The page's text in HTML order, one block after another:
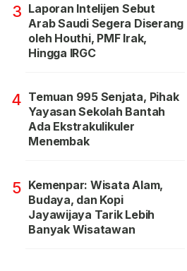
3 Laporan Intelijen Sebut
Arab Saudi Segera Diserang
oleh Houthi, PMF Irak,
Hingga IRGC
4 Temuan 995 Senjata, Pihak
Yayasan Sekolah Bantah
Ada Ekstrakulikuler
Menembak
5 Kemenpar: Wisata Alam,
Budaya, dan Kopi
Jayawijaya Tarik Lebih
Banyak Wisatawan